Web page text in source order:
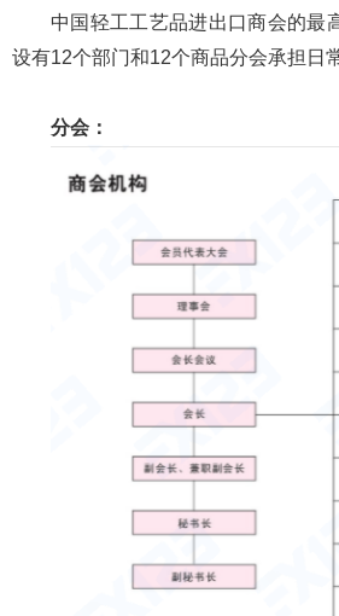
中国轻工工艺品进出口商会的最
设有12个部门和12个商品分会承担日
分会：